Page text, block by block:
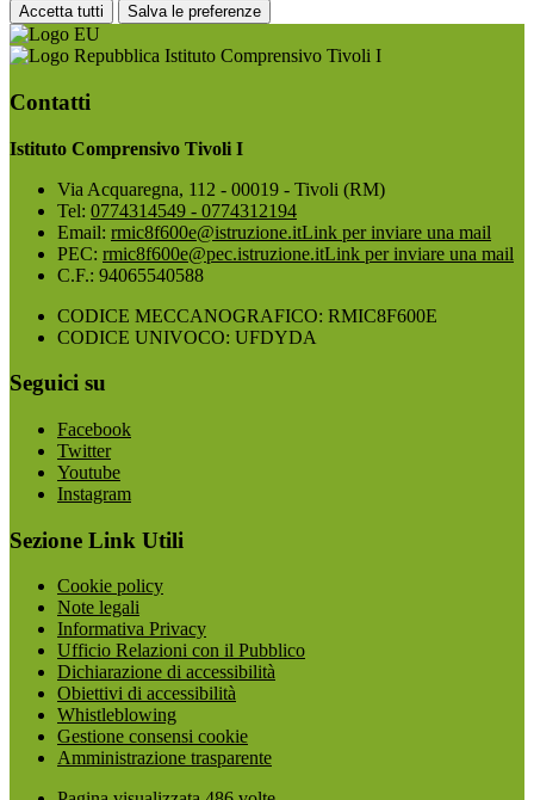
Accetta tutti Salva le preferenze
Istituto Comprensivo Tivoli I
Contatti
Istituto Comprensivo Tivoli I
Via Acquaregna, 112 - 00019 - Tivoli (RM)
Tel: 0774314549 - 0774312194
Email: rmic8f600e@istruzione.itLink per inviare una mail
PEC: rmic8f600e@pec.istruzione.itLink per inviare una mail
C.F.: 94065540588
CODICE MECCANOGRAFICO: RMIC8F600E
CODICE UNIVOCO: UFDYDA
Seguici su
Facebook
Twitter
Youtube
Instagram
Sezione Link Utili
Cookie policy
Note legali
Informativa Privacy
Ufficio Relazioni con il Pubblico
Dichiarazione di accessibilità
Obiettivi di accessibilità
Whistleblowing
Gestione consensi cookie
Amministrazione trasparente